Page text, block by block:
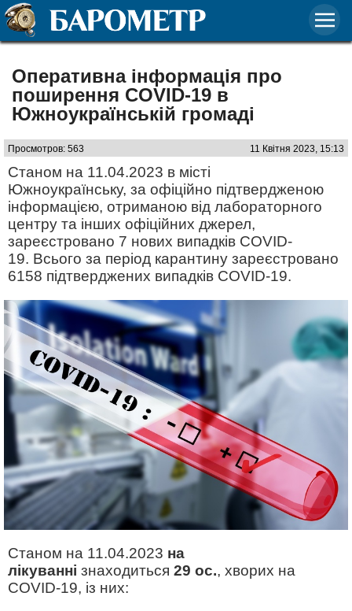
Оперативна інформація про
поширення COVID-19 в
Южноукраїнській громаді
Просмотров: 563 11 Квітня 2023, 15:13
Станом на 11.04.2023 в місті
Южноукраїнську, за офіційно підтвердженою
інформацією, отриманою від лабораторного
центру та інших офіційних джерел,
зареєстровано 7 нових випадків COVID-
19. Всього за період карантину зареєстровано
6158 підтверджених випадків COVID-19.
Станом на 11.04.2023 на
лікуванні знаходиться 29 ос., хворих на
COVID-19, із них: